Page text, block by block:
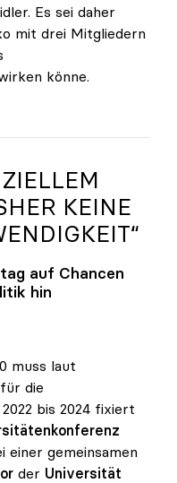
Es sei daher
mit drei Mitgliedern
könne.
Oberösterreich
KEINE
auf Chancen
hin
muss laut
die
bis 2024 fixiert
einer gemeinsamen
der Universität